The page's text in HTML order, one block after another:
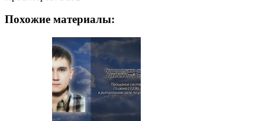
Похожие материалы: